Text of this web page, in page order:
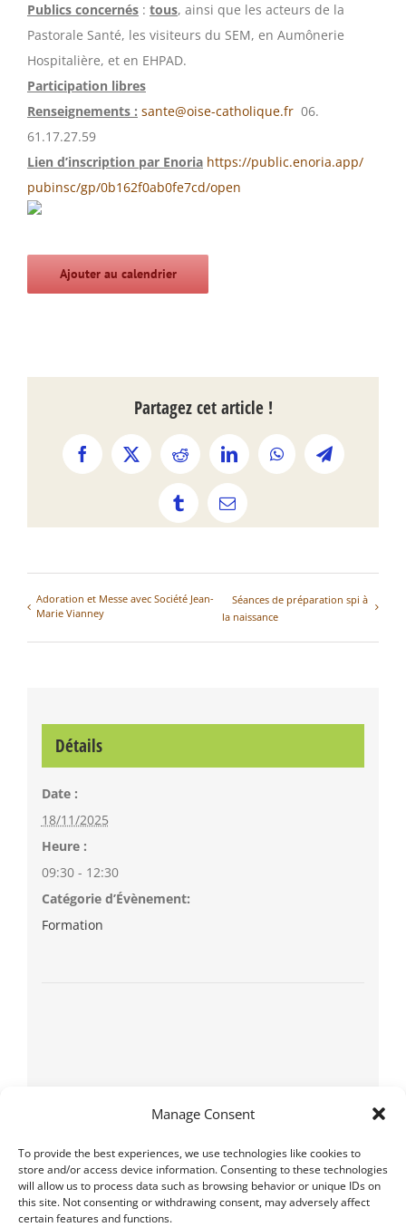
Manage Consent
To provide the best experiences, we use technologies like cookies to
store and/or access device information. Consenting to these technologies
will allow us to process data such as browsing behavior or unique IDs on
this site. Not consenting or withdrawing consent, may adversely affect
certain features and functions.
Publics concernés: tous, ainsi que les acteurs de la
Pastorale Santé, les visiteurs du SEM, en Aumônerie
Hospitalière, et en EHPAD.
Participation libres
Renseignements : sante@oise-catholique.fr06.
61.17.27.59
Lien d’inscription par Enoria https://public.enoria.app/
pubinsc/gp/0b162f0ab0fe7cd/open
Ajouter au calendrier
Partagez cet article !
Facebook
X Reddit LinkedInWhatsAppTelegram
TumblrEmail
Adoration et Messe avec Société Jean-
Marie Vianney
Séances de préparation spi à
la naissance
Détails
Date :
18/11/2025
Heure :
09:30 - 12:30
Catégorie d’Évènement:
Formation